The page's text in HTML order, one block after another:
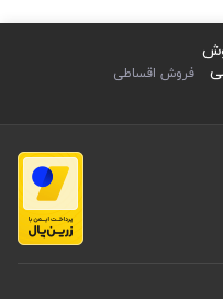
فروش اقساطی